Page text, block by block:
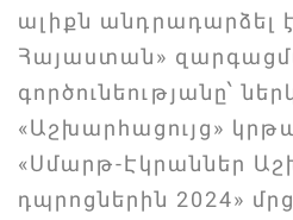
ալիքն անդրադարձել է
Հայաստան»
գործունեությանը՝
«Աշխարհացույց»
«Սմարթ-Էկրաններ
դպրոցներին 2024»